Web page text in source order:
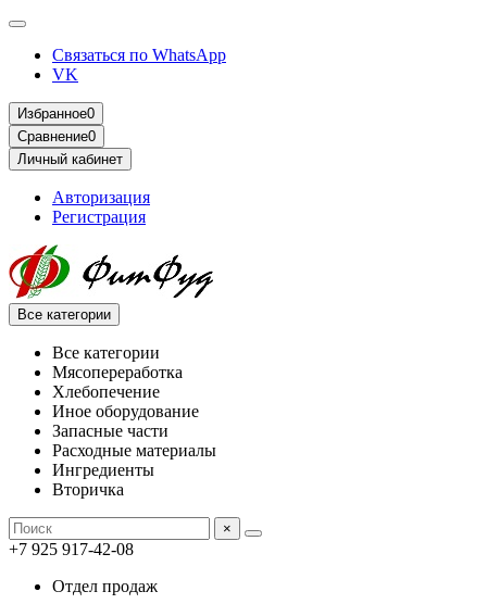
Связаться по WhatsApp
VK
Избранное0
Сравнение0
Личный кабинет
Авторизация
Регистрация
Все категории
Все категории
Мясопереработка
Хлебопечение
Иное оборудование
Запасные части
Расходные материалы
Ингредиенты
Вторичка
×
+7 925 917-42-08
Отдел продаж